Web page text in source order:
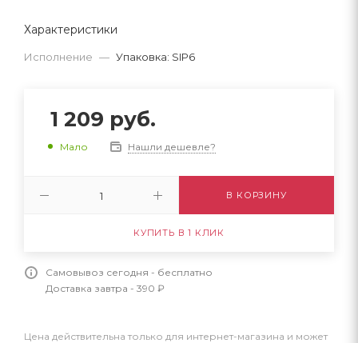
Характеристики
Исполнение — Упаковка: SIP6
1 209 руб.
Мало Нашли дешевле?
В КОРЗИНУ
КУПИТЬ В 1 КЛИК
Самовывоз сегодня - бесплатно
Доставка завтра - 390 ₽
Цена действительна только для интернет-магазина и может